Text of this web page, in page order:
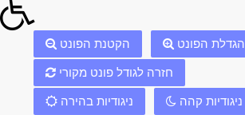
הקטנת הפונט הגדלת הפונט
חזרה לגודל פונט מקורי
ניגודיות בהירה ניגודיות קהה